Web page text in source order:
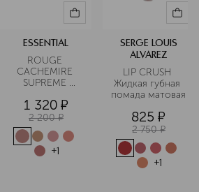
ESSENTIAL
ROUGE
CACHEMIRE
SUPREME
1 320 ¤
2 200 ¤
+1
SERGE LOUIS
ALVAREZ
LIP CRUSH
Жидкая губная
помада матовая
825 ¤
2 750 ¤
+1